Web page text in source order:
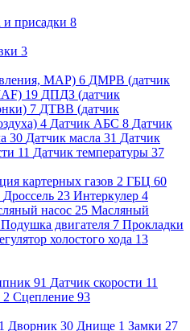
присадки 8
3
MAP) 6 ДМРВ (датчик
19 ДПДЗ (датчик
7 ДТВВ (датчик
4 Датчик АБС 8 Датчик
30 Датчик масла 31 Датчик
11 Датчик температуры 37
картерных газов 2 ГБЦ 60
Дроссель 23 Интеркулер 4
насос 25 Масляный
Подушка двигателя 7 Прокладки
холостого хода 13
91 Датчик скорости 11
2 Сцепление 93
Дворник 30 Днище 1 Замки 27